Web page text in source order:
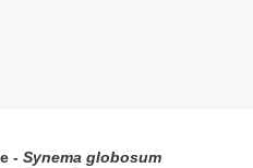
- Synema globosum